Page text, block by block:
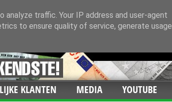
KLANTEN MEDIA YOUTUBE
traffic. Your IP address and user-agent
to ensure quality of service, generate usage